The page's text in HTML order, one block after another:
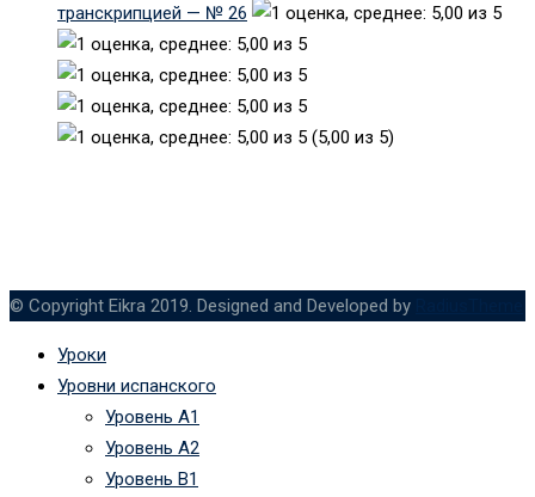
транскрипцией — № 26
(5,00 из 5)
© Copyright Eikra 2019. Designed and Developed by
Уроки
Уровни испанского
Уровень А1
Уровень А2
Уровень B1